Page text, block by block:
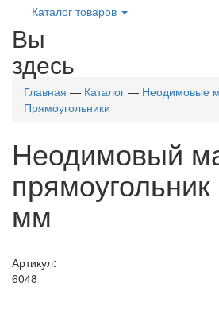
Каталог товаров
Вы
здесь
Главная — Каталог — Неодимовые
Прямоугольники
Неодимовый
мм
Артикул:
6048